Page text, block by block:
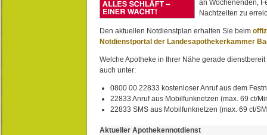
an Wochenenden,
Nachtzeiten zu
Den aktuellen Notdienstplan erhalten Sie beim
Notdienstportal der Landesapothekerkammer
Welche Apotheke in Ihrer Nähe gerade
auch unter:
0800 00 22833 kostenloser Anruf aus dem
22833 Anruf aus Mobilfunknetzen (max. 69 ct/
22833 SMS aus Mobilfunknetzen (max. 69 ct/
Aktueller Apothekennotdienst